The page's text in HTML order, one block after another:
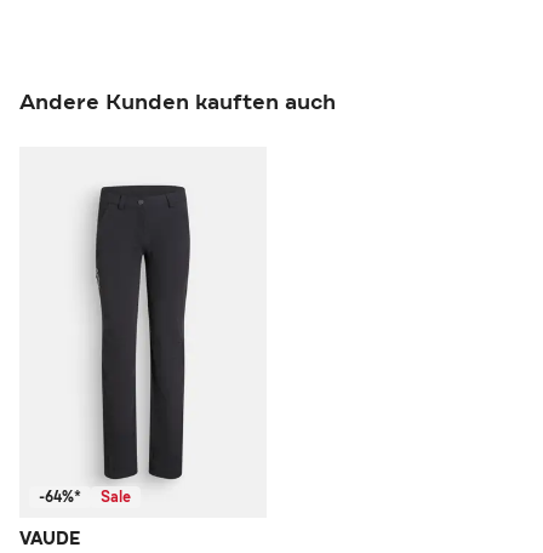
Andere Kunden kauften auch
-64%* Sale
VAUDE